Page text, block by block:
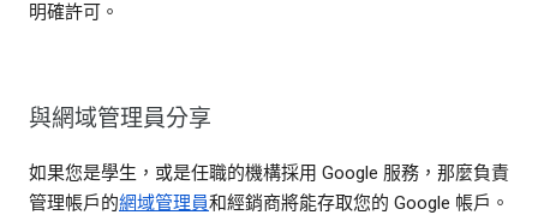
明確許可。
與網域管理員分享
如果您是學生，或是任職的機構採用 Google 服務，那麼負責
管理帳戶的網域管理員和經銷商將能存取您的 Google 帳戶。